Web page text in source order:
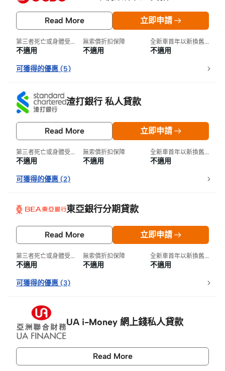
Read More 立即申請
第三者死亡或身體受損
不適用
無索償折扣保障
不適用
全新車首年以新換舊保障
不適用
可獲得的優惠 (5)
渣打銀行 私人貸款
Read More 立即申請
第三者死亡或身體受損
不適用
無索償折扣保障
不適用
全新車首年以新換舊保障
不適用
可獲得的優惠 (2)
東亞銀行分期貸款
Read More 立即申請
第三者死亡或身體受損
不適用
無索償折扣保障
不適用
全新車首年以新換舊保障
不適用
可獲得的優惠 (3)
UA i-Money 網上錢私人貸款
Read More